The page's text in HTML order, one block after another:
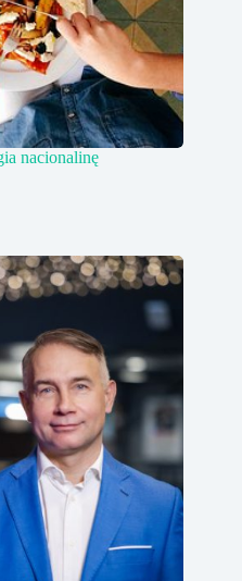
nacionalinę